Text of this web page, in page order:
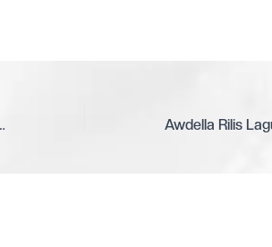
– Lagu Viral 2025